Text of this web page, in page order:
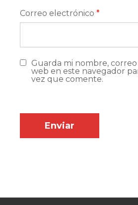
Correo electrónico *
Guarda mi nombre,
web en este navegador
vez que comente.